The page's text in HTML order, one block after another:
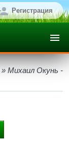
Регистрация
» Михаил Окунь -